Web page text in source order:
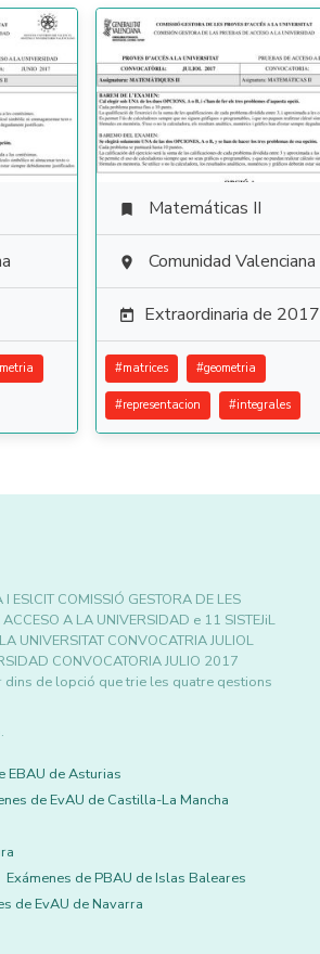
 Matemáticas II
 Comunidad Valenciana
 Extraordinaria de 2017
#matrices #geometria
#representacion #integrales
ESlCIT COMISSIÓ GESTORA DE LES
A LA UNIVERSIDAD e 11 SISTEJiL
UNIVERSITAT CONVOCATRIA JULIOL
CONVOCATORIA JULIO 2017
dins de lopció que trie les quatre qestions
EBAU de Asturias
de EvAU de Castilla-La Mancha
Exámenes de PBAU de Islas Baleares
de EvAU de Navarra